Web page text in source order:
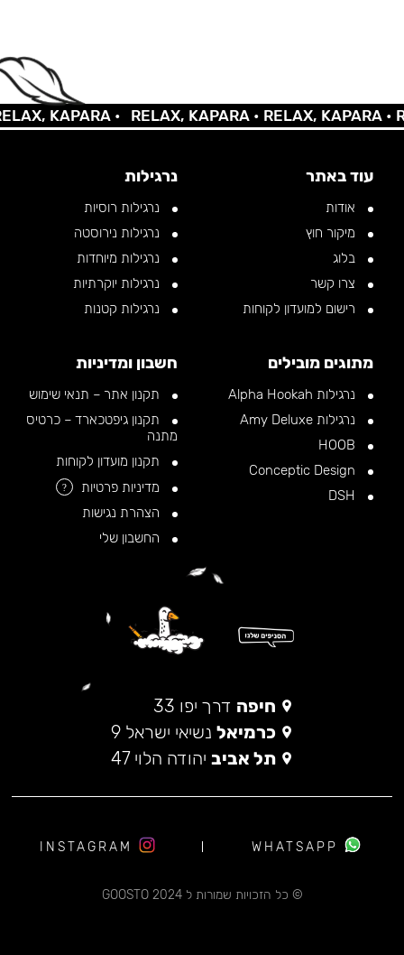
KAPARA • RELAX, KAPARA •RELAX, KAPARA •
עוד באתר
אודות
מיקור חוץ
בלוג
צרו קשר
רישום למועדון לקוחות
נרגילות
נרגילות רוסיות
נרגילות נירוסטה
נרגילות מיוחדות
נרגילות יוקרתיות
נרגילות קטנות
מתוגים מובילים
נרגילות Alpha Hookah
נרגילות Amy Deluxe
חשבון ומדיניות
תקנון אתר – תנאי שימוש
תקנון גיפטכארד – כרטיס
מתנה
תקנון מועדון לקוחות
מדיניות פרטיות
?
הצהרת נגישות
החשבון שלי
חיפה דרך יפו 33
כרמיאל נשיאי ישראל 9
תל אביב יהודה הלוי 47
© כל הזכויות שמורות ל 2024 GOOSTO
WHATSAPP
INSTAGRAM